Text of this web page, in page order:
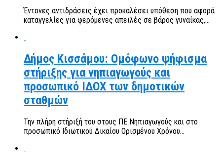
Έντονες αντιδράσεις έχει προκαλέσει υπόθεση που αφορά
καταγγελίες για φερόμενες απειλές σε βάρος γυναίκας,...
Δήμος Κισσάμου: Ομόφωνο ψήφισμα
στήριξης για νηπιαγωγούς και
προσωπικό ΙΔΟΧ των δημοτικών
σταθμών
Την πλήρη στήριξή του στους ΠΕ Νηπιαγωγούς και στο
προσωπικό Ιδιωτικού Δικαίου Ορισμένου Χρόνου...